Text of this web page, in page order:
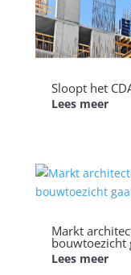
Sloopt het
Lees meer
Markt
bouwtoezicht
Lees meer